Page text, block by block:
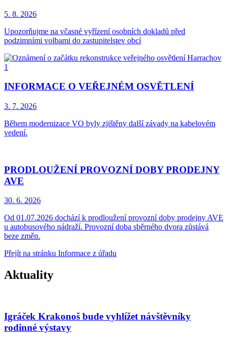
5. 8. 2026
Upozorňujme na včasné vyřízení osobních dokladů před
podzimními volbami do zastupitelstev obcí
INFORMACE O VEŘEJNÉM OSVĚTLENÍ
3. 7. 2026
Během modernizace VO byly zjištěny další závady na kabelovém
vedení.
PRODLOUŽENÍ PROVOZNÍ DOBY PRODEJNY
AVE
30. 6. 2026
Od 01.07.2026 dochází k prodloužení provozní doby prodejny AVE
u autobusového nádraží. Provozní doba sběrného dvora zůstává
beze změn.
Přejít na stránku Informace z úřadu
Aktuality
Igráček Krakonoš bude vyhlížet návštěvníky
rodinné výstavy